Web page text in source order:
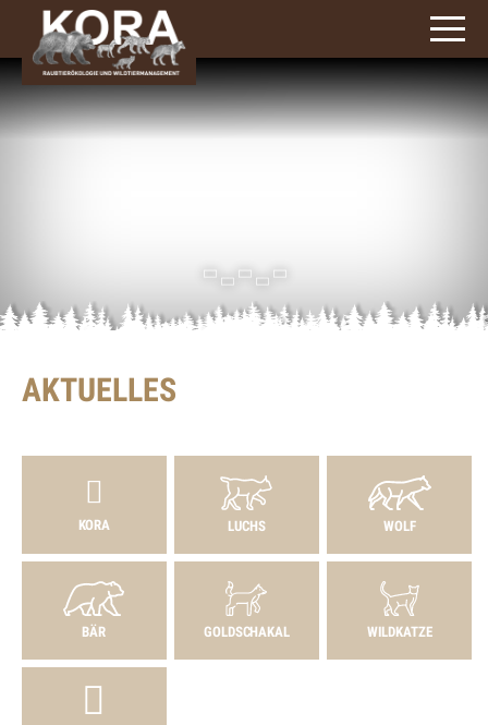
AKTUELLES
KORA LUCHS WOLF
BÄR GOLDSCHAKAL WILDKATZE